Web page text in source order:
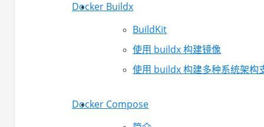
Docker Buildx
BuildKit
使用 buildx 构建镜像
使用 buildx 构建多种系统架构
Docker Compose